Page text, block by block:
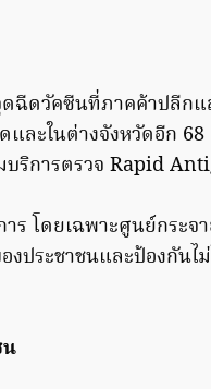
ฉีดวัคซีนที่ภาคค้าปลีกแ
ละในต่างจังหวัดอีก 68
ริการตรวจ Rapid
ร โดยเฉพาะศูนย์กระจ
งประชาชนและป้องกันไ